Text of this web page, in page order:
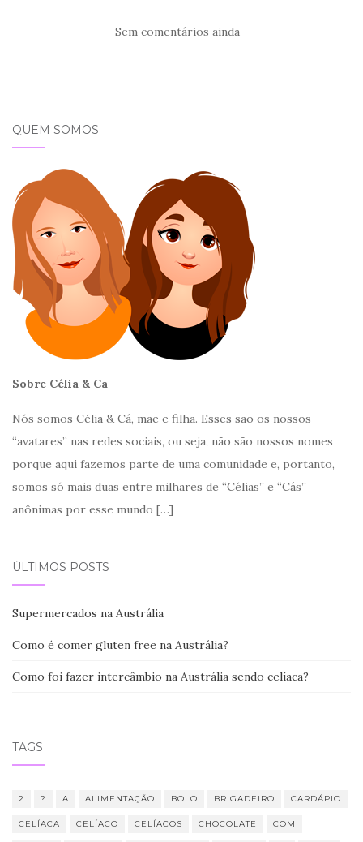
Sem comentários ainda
QUEM SOMOS
Sobre Célia & Ca
Nós somos Célia & Cá, mãe e filha. Esses são os nossos
“avatares” nas redes sociais, ou seja, não são nossos nomes
porque aqui fazemos parte de uma comunidade e, portanto,
somos só mais duas entre milhares de “Célias” e “Cás”
anônimas por esse mundo […]
ÚLTIMOS POSTS
Supermercados na Austrália
Como é comer gluten free na Austrália?
Como foi fazer intercâmbio na Austrália sendo celíaca?
TAGS
2 ? A ALIMENTAÇÃO BOLO BRIGADEIRO CARDÁPIO
CELÍACA CELÍACO CELÍACOS CHOCOLATE COM